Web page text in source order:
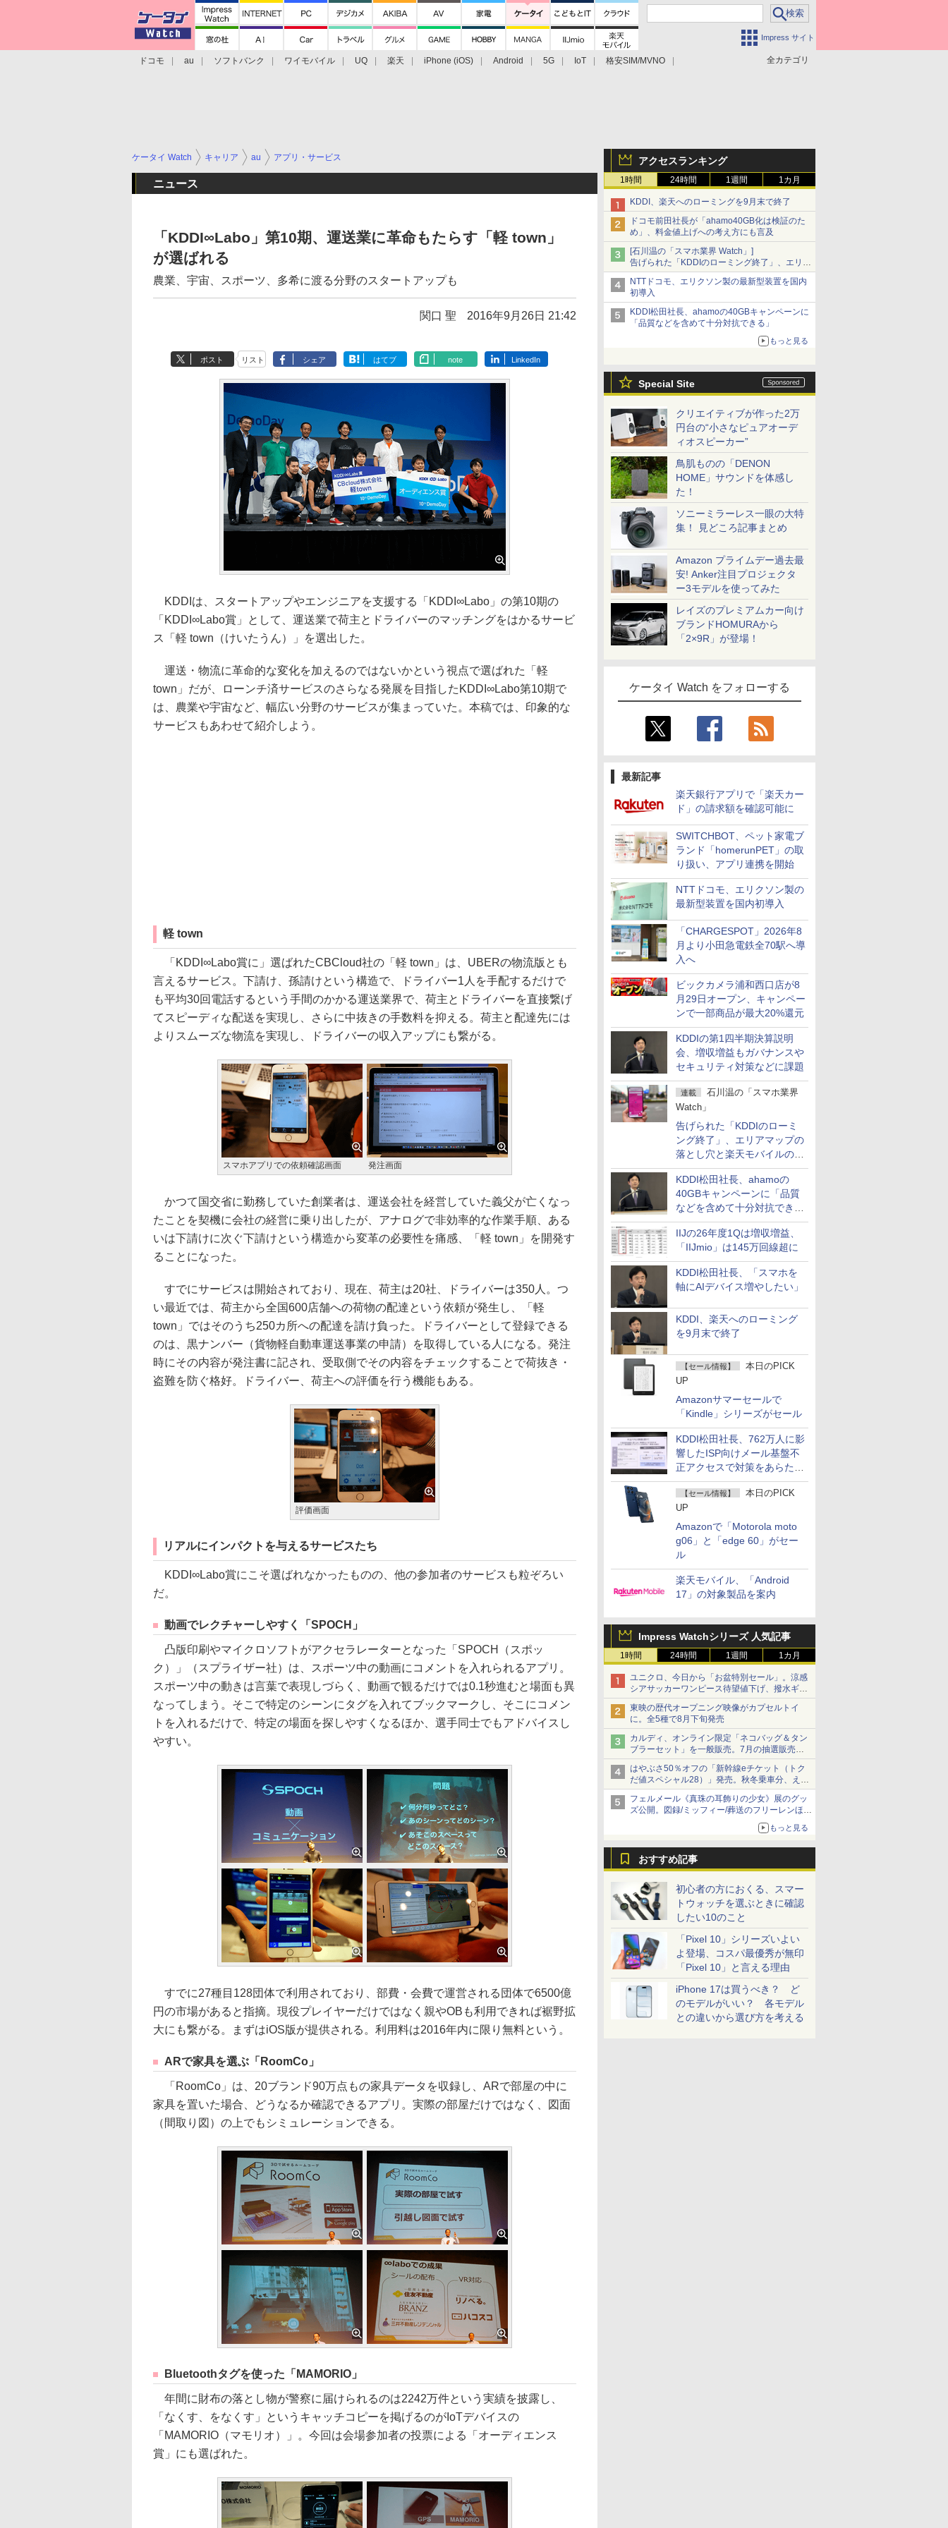
Impress サイト
全カテゴリ
ドコモ au ソフトバンク ワイモバイル UQ 楽天 iPhone (iOS) Android 5G IoT
格安SIM/MVNO
アクセスランキング
1時間 24時間 1週間 1カ月
KDDI、楽天へのローミングを9月末で終了
ドコモ前田社長が「ahamo40GB化は検証のた
め」、料金値上げへの考え方にも言及
[石川温の「スマホ業界 Watch」]
告げられた「KDDIのローミング終了」、エリア
マップの落とし穴と楽天モバイルの課題
NTTドコモ、エリクソン製の最新型装置を国内
初導入
KDDI松田社長、ahamoの40GBキャンペーンに
「品質などを含めて十分対抗できる」
もっと見る
Special Site
クリエイティブが作った2万
円台の“小さなピュアオーデ
ィオスピーカー”
鳥肌ものの「DENON
HOME」サウンドを体感し
た！
ソニーミラーレス一眼の大特
集！ 見どころ記事まとめ
Amazon プライムデー過去最
安! Anker注目プロジェクタ
ー3モデルを使ってみた
レイズのプレミアムカー向け
ブランドHOMURAから
「2×9R」が登場！
ケータイ Watch をフォローする
最新記事
楽天銀行アプリで「楽天カー
ド」の請求額を確認可能に
SWITCHBOT、ペット家電ブ
ランド「homerunPET」の取
り扱い、アプリ連携を開始
NTTドコモ、エリクソン製の
最新型装置を国内初導入
「CHARGESPOT」2026年8
月より小田急電鉄全70駅へ導
入へ
ビックカメラ浦和西口店が8
月29日オープン、キャンペー
ンで一部商品が最大20%還元
KDDIの第1四半期決算説明
会、増収増益もガバナンスや
セキュリティ対策などに課題
連載
石川温の「スマホ業界
Watch」
告げられた「KDDIのローミ
ング終了」、エリアマップの
落とし穴と楽天モバイルの課
題
KDDI松田社長、ahamoの
40GBキャンペーンに「品質
などを含めて十分対抗でき
る」
IIJの26年度1Qは増収増益、
「IIJmio」は145万回線超に
KDDI松田社長、「スマホを
軸にAIデバイス増やしたい」
KDDI、楽天へのローミング
を9月末で終了
【セール情報】
本日のPICK
UP
Amazonサマーセールで
「Kindle」シリーズがセール
KDDI松田社長、762万人に影
響したISP向けメール基盤不
正アクセスで対策をあらため
て説明
【セール情報】
本日のPICK
UP
Amazonで「Motorola moto
g06」と「edge 60」がセー
ル
楽天モバイル、「Android
17」の対象製品を案内
Impress Watchシリーズ 人気記事
1時間 24時間 1週間 1カ月
ユニクロ、今日から「お盆特別セール」。涼感
シアサッカーワンピース待望値下げ、撥水ギア
ショーツは1990円に
東映の歴代オープニング映像がカプセルトイ
に。全5種で8月下旬発売
カルディ、オンライン限定「ネコバッグ＆タン
ブラーセット」を一般販売。7月の抽選販売の
当選無効分
はやぶさ50％オフの「新幹線eチケット（トク
だ値スペシャル28）」発売。秋冬乗車分、えき
ねっと限定
フェルメール《真珠の耳飾りの少女》展のグッ
ズ公開。図録/ミッフィー/葬送のフリーレンほ
もっと見る
おすすめ記事
初心者の方におくる、スマー
トウォッチを選ぶときに確認
したい10のこと
「Pixel 10」シリーズいよい
よ登場、コスパ最優秀が無印
「Pixel 10」と言える理由
iPhone 17は買うべき？ ど
のモデルがいい？ 各モデル
との違いから選び方を考える
ケータイ Watch キャリア au アプリ・サービス
ニュース
「KDDI∞Labo」第10期、運送業に革命もたらす「軽 town」
が選ばれる
農業、宇宙、スポーツ、多希に渡る分野のスタートアップも
関口 聖 2016年9月26日 21:42
ポスト リスト シェア はてブ note LinkedIn
KDDIは、スタートアップやエンジニアを支援する「KDDI∞Labo」の第10期の
「KDDI∞Labo賞」として、運送業で荷主とドライバーのマッチングをはかるサービ
ス「軽 town（けいたうん）」を選出した。
運送・物流に革命的な変化を加えるのではないかという視点で選ばれた「軽
town」だが、ローンチ済サービスのさらなる発展を目指したKDDI∞Labo第10期で
は、農業や宇宙など、幅広い分野のサービスが集まっていた。本稿では、印象的な
サービスもあわせて紹介しよう。
軽 town
「KDDI∞Labo賞に」選ばれたCBCloud社の「軽 town」は、UBERの物流版とも
言えるサービス。下請け、孫請けという構造で、ドライバー1人を手配するだけで
も平均30回電話するという手間のかかる運送業界で、荷主とドライバーを直接繋げ
てスピーディな配送を実現し、さらに中抜きの手数料を抑える。荷主と配達先には
よりスムーズな物流を実現し、ドライバーの収入アップにも繋がる。
スマホアプリでの依頼確認画面 発注画面
かつて国交省に勤務していた創業者は、運送会社を経営していた義父が亡くなっ
たことを契機に会社の経営に乗り出したが、アナログで非効率的な作業手順、ある
いは下請けに次ぐ下請けという構造から変革の必要性を痛感、「軽 town」を開発す
ることになった。
すでにサービスは開始されており、現在、荷主は20社、ドライバーは350人。つ
い最近では、荷主から全国600店舗への荷物の配達という依頼が発生し、「軽
town」ではそのうち250カ所への配達を請け負った。ドライバーとして登録できる
のは、黒ナンバー（貨物軽自動車運送事業の申請）を取得している人になる。発注
時にその内容が発注書に記され、受取側でその内容をチェックすることで荷抜き・
盗難を防ぐ格好。ドライバー、荷主への評価を行う機能もある。
評価画面
リアルにインパクトを与えるサービスたち
KDDI∞Labo賞にこそ選ばれなかったものの、他の参加者のサービスも粒ぞろい
だ。
動画でレクチャーしやすく「SPOCH」
凸版印刷やマイクロソフトがアクセラレーターとなった「SPOCH（スポッ
ク）」（スプライザー社）は、スポーツ中の動画にコメントを入れられるアプリ。
スポーツ中の動きは言葉で表現しづらく、動画で観るだけでは0.1秒進むと場面も異
なってしまう。そこで特定のシーンにタグを入れてブックマークし、そこにコメン
トを入れるだけで、特定の場面を探しやすくなるほか、選手同士でもアドバイスし
やすい。
すでに27種目128団体で利用されており、部費・会費で運営される団体で6500億
円の市場があると指摘。現役プレイヤーだけではなく親やOBも利用できれば裾野拡
大にも繋がる。まずはiOS版が提供される。利用料は2016年内に限り無料という。
ARで家具を選ぶ「RoomCo」
「RoomCo」は、20ブランド90万点もの家具データを収録し、ARで部屋の中に
家具を置いた場合、どうなるか確認できるアプリ。実際の部屋だけではなく、図面
（間取り図）の上でもシミュレーションできる。
Bluetoothタグを使った「MAMORIO」
年間に財布の落とし物が警察に届けられるのは2242万件という実績を披露し、
「なくす、をなくす」というキャッチコピーを掲げるのがIoTデバイスの
「MAMORIO（マモリオ）」。今回は会場参加者の投票による「オーディエンス
賞」にも選ばれた。